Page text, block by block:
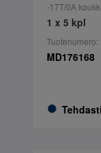
-17T/0A
1 x 5 kpl
Tuotenumero:
MD176168